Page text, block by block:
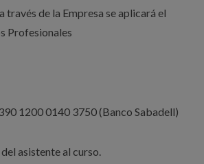
través de la Empresa se aplicará el
Profesionales
1200 0140 3750 (Banco Sabadell)
asistente al curso.